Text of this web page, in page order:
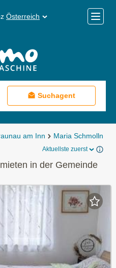
Österreich
Menü
Suchagent
am Inn Maria Schmolln
Aktuellste zuerst
in der Gemeinde